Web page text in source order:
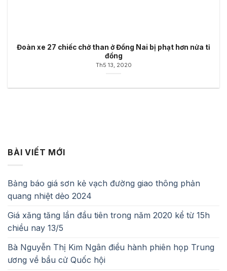
Đoàn xe 27 chiếc chở than ở Đồng Nai bị phạt hơn nửa tỉ
đồng
Th5 13, 2020
BÀI VIẾT MỚI
Bảng báo giá sơn kẻ vạch đường giao thông phản
quang nhiệt dẻo 2024
Giá xăng tăng lần đầu tiên trong năm 2020 kể từ 15h
chiều nay 13/5
Bà Nguyễn Thị Kim Ngân điều hành phiên họp Trung
ương về bầu cử Quốc hội